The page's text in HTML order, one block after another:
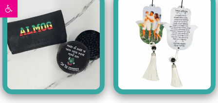
פתח סרגל נגישות